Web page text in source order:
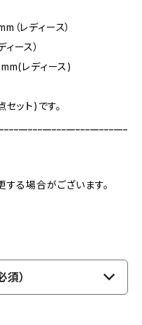
（レディース）
ース）
レディース)
ット)です。
る場合がございます。
須）